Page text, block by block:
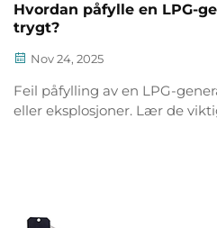
Hvordan påfylle en LPG-
trygt?
Nov 24, 2025
Feil påfylling av en LPG-
eller eksplosjoner. Lær de